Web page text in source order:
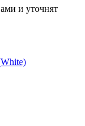
и уточнят